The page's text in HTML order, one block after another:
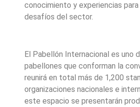
conocimiento y experiencias
desafíos del sector.
El Pabellón Internacional es uno
pabellones que conforman la
reunirá en total más de 1,200
organizaciones nacionales e
este espacio se presentarán